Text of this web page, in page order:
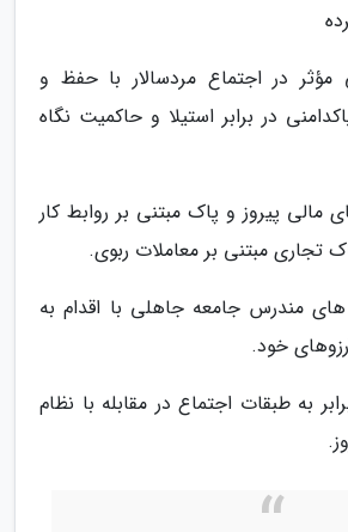
مؤثر در اجتماع مردسالار با حفظ و
در برابر استیلا و حاکمیت نگاه
مالی پیروز و پاک مبتنی بر روابط کار
تجاری مبتنی بر معاملات ربوی.
های مندرس جامعه جاهلی با اقدام به
خود.
به طبقات اجتماع در مقابله با نظام